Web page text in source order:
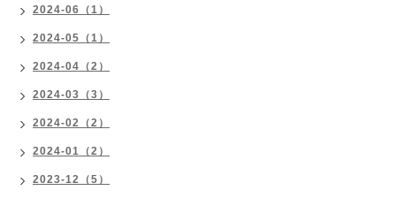
2024-06（1）
2024-05（1）
2024-04（2）
2024-03（3）
2024-02（2）
2024-01（2）
2023-12（5）